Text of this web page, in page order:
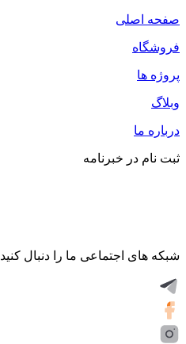
صفحه اصلی
فروشگاه
پروژه ها
وبلاگ
درباره ما
ثبت نام در خبرنامه
شبکه های اجتماعی ما را دنبال کنید